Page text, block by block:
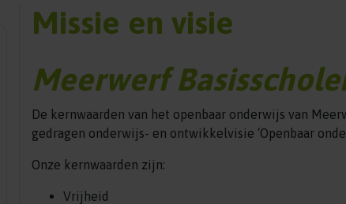
Missie en visie
Meerwerf
De kernwaarden van het openbaar onderwijs van
gedragen onderwijs- en ontwikkelvisie ‘Openbaar
Onze kernwaarden zijn:
Vrijheid